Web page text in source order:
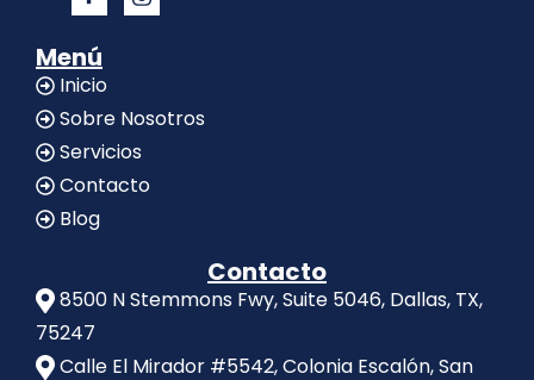
Menú
Inicio
Sobre Nosotros
Servicios
Contacto
Blog
Contacto
8500 N Stemmons Fwy, Suite 5046, Dallas, TX,
75247
Calle El Mirador #5542, Colonia Escalón, San